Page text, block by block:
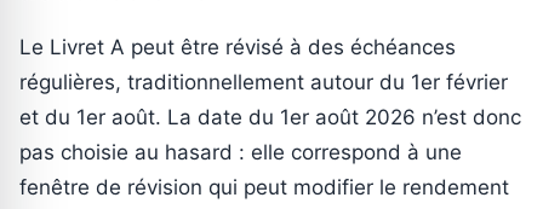
Le Livret A peut être révisé à des échéances
régulières, traditionnellement autour du 1er février
et du 1er août. La date du 1er août 2026 n’est donc
pas choisie au hasard : elle correspond à une
fenêtre de révision qui peut modifier le rendement